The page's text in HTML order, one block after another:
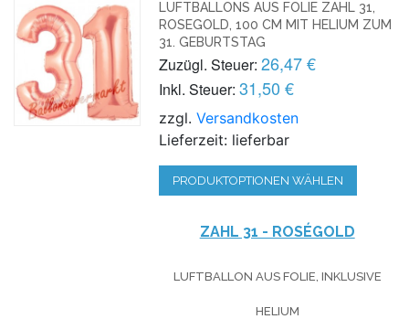
LUFTBALLONS AUS FOLIE ZAHL 31,
ROSEGOLD, 100 CM MIT HELIUM ZUM
31. GEBURTSTAG
Zuzügl. Steuer: 26,47 €
Inkl. Steuer: 31,50 €
zzgl.Versandkosten
Lieferzeit: lieferbar
PRODUKTOPTIONEN WÄHLEN
ZAHL 31 - ROSÉGOLD
LUFTBALLON AUS FOLIE, INKLUSIVE
HELIUM